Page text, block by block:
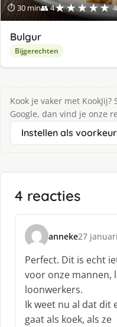
⏱ 30 min👥 4★★★★★
Bulgur
Bijgerechten
Kook je vaker met
Google, dan vind je onze
Instellen als
4 reacties
anneke
s
c
h
r
e
e
f
27
Perfect. Dit is echt
voor onze mannen,
loonwerkers.
Ik weet nu al dat dit
gaat als koek, als ze